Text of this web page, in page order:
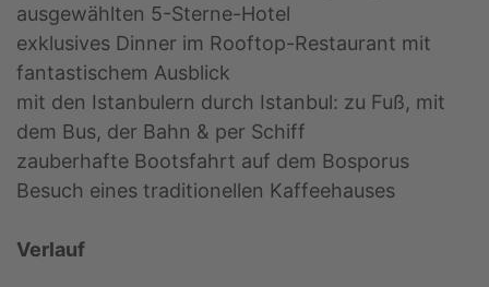
ausgewählten 5-Sterne-Hotel
exklusives Dinner im Rooftop-Restaurant mit
fantastischem Ausblick
mit den Istanbulern durch Istanbul: zu Fuß, mit
dem Bus, der Bahn & per Schiff
zauberhafte Bootsfahrt auf dem Bosporus
Besuch eines traditionellen Kaffeehauses
Verlauf